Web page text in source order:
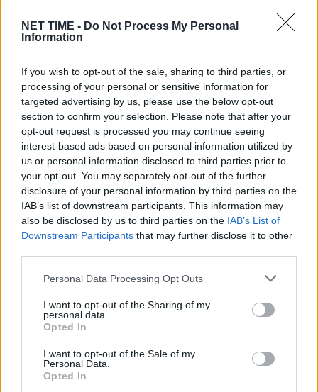
NET TIME - Do Not Process My Personal
Information
If you wish to opt-out of the sale, sharing to third parties, or
processing of your personal or sensitive information for
targeted advertising by us, please use the below opt-out
section to confirm your selection. Please note that after your
opt-out request is processed you may continue seeing
interest-based ads based on personal information utilized by
us or personal information disclosed to third parties prior to
your opt-out. You may separately opt-out of the further
disclosure of your personal information by third parties on the
IAB’s list of downstream participants. This information may
also be disclosed by us to third parties on the IAB’s List of
Downstream Participants that may further disclose it to other
Personal Data Processing Opt Outs
I want to opt-out of the Sharing of my
personal data.
Opted In
I want to opt-out of the Sale of my
Personal Data.
Opted In
Ελένη Πέτα: Αποκαλύπτει για πρώτη
φόρα τον λόγο που την έκανε να
εγκαταλείψει την καριέρα της – Το
πρόβλημα υγείας που την ανάγκασε να τα
αφήσει όλα πίσω
Στο “Στούντιο 4” αποκάλυψε η Ελένη Πέτα τον λόγο που
αποφάσισε να αποχωρήσει…